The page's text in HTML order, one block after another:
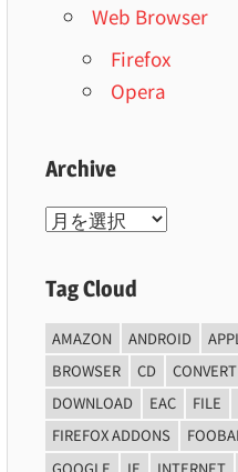
Web Browser
Firefox
Opera
Archive
Archive
Tag Cloud
AMAZON ANDROID
BROWSER
CD CONVERT
DOWNLOAD
EAC FILE
FIREFOX ADDONS
GOOGLE
IE INTERNET